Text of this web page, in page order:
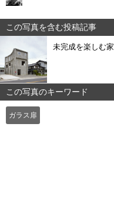
この写真を含む投稿記事
未完成を楽しむ家
この写真のキーワード
ガラス扉